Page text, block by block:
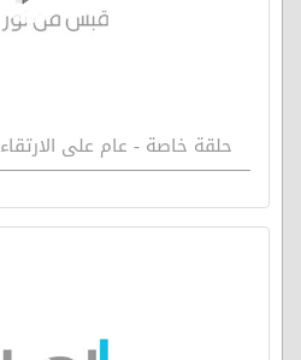
حلقة خاصة - عام على الارتقاء